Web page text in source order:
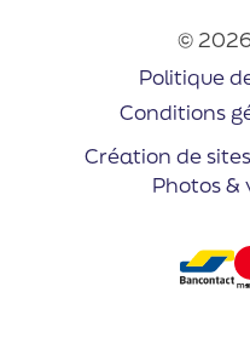
©
Politique
Conditions
Création de
Photos &